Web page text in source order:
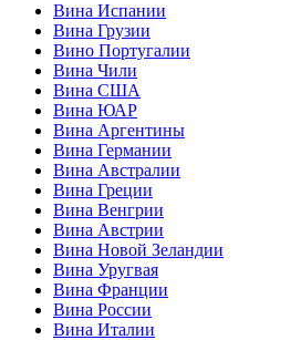
Вина Испании
Вина Грузии
Вино Португалии
Вина Чили
Вина США
Вина ЮАР
Вина Аргентины
Вина Германии
Вина Австралии
Вина Греции
Вина Венгрии
Вина Австрии
Вина Новой Зеландии
Вина Уругвая
Вина Франции
Вина России
Вина Италии